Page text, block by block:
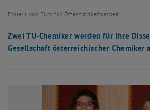
Erstellt von Büro für Öffentlichkeitsarbeit
Zwei TU-Chemiker werden für ihre
Gesellschaft österreichischer Chemiker